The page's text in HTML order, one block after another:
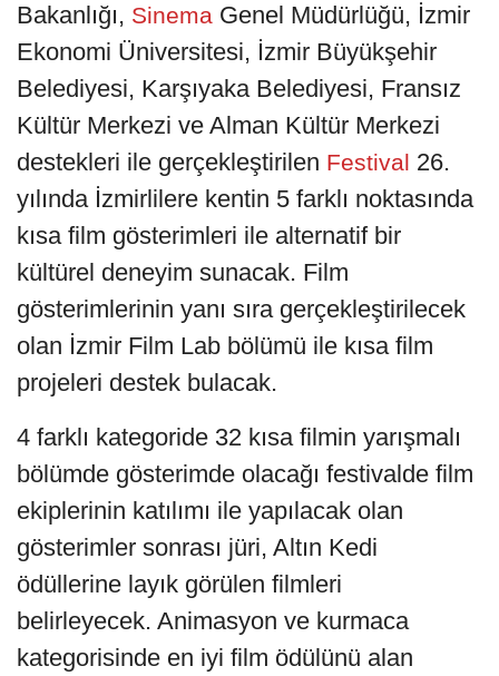
Bakanlığı, Sinema Genel Müdürlüğü, İzmir
Ekonomi Üniversitesi, İzmir Büyükşehir
Belediyesi, Karşıyaka Belediyesi, Fransız
Kültür Merkezi ve Alman Kültür Merkezi
destekleri ile gerçekleştirilen Festival 26.
yılında İzmirlilere kentin 5 farklı noktasında
kısa film gösterimleri ile alternatif bir
kültürel deneyim sunacak. Film
gösterimlerinin yanı sıra gerçekleştirilecek
olan İzmir Film Lab bölümü ile kısa film
projeleri destek bulacak.
4 farklı kategoride 32 kısa filmin yarışmalı
bölümde gösterimde olacağı festivalde film
ekiplerinin katılımı ile yapılacak olan
gösterimler sonrası jüri, Altın Kedi
ödüllerine layık görülen filmleri
belirleyecek. Animasyon ve kurmaca
kategorisinde en iyi film ödülünü alan